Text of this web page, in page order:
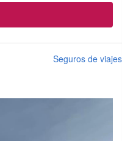
Seguros de viajes